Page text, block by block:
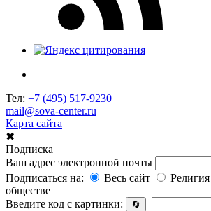
Тел: +7 (495) 517-9230
mail@sova-center.ru
Карта сайта
✖
Подписка
Ваш адрес электронной почты
Подписаться на:
Весь сайт
обществе
Введите код с картинки:
🔄